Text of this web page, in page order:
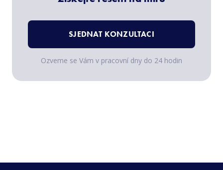
Ozveme se Vám v pracovní dny do 24 hodin
SJEDNAT KONZULTACI